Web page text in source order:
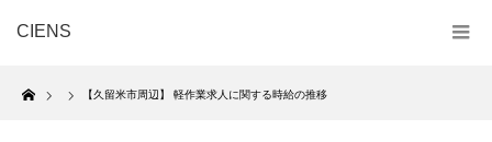
CIENS
Home
【久留米市周辺】 軽作業求人に関する時給の推移